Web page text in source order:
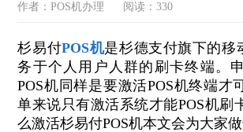
作者：POS机办理
阅读：330
杉易付POS机是杉德支付旗下的移
务于个人用户人群的刷卡终端。
POS机同样是要激活POS机终端才
单来说只有激活系统才能POS机刷
么激活杉易付POS机本文会为大家做